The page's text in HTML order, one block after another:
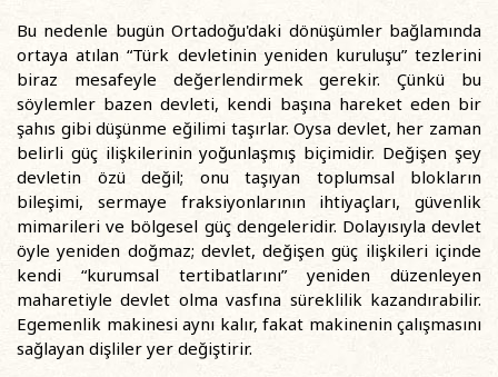
Bu nedenle bugün Ortadoğu'daki dönüşümler bağlamında
ortaya atılan “Türk devletinin yeniden kuruluşu” tezlerini
biraz mesafeyle değerlendirmek gerekir. Çünkü bu
söylemler bazen devleti, kendi başına hareket eden bir
şahıs gibi düşünme eğilimi taşırlar. Oysa devlet, her zaman
belirli güç ilişkilerinin yoğunlaşmış biçimidir. Değişen şey
devletin özü değil; onu taşıyan toplumsal blokların
bileşimi, sermaye fraksiyonlarının ihtiyaçları, güvenlik
mimarileri ve bölgesel güç dengeleridir. Dolayısıyla devlet
öyle yeniden doğmaz; devlet, değişen güç ilişkileri içinde
kendi “kurumsal tertibatlarını” yeniden düzenleyen
maharetiyle devlet olma vasfına süreklilik kazandırabilir.
Egemenlik makinesi aynı kalır, fakat makinenin çalışmasını
sağlayan dişliler yer değiştirir.